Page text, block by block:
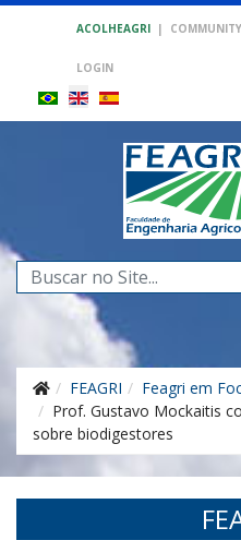
ACOLHEAGRI |
LOGIN
Search
...
FEAGRI Feagri em
Prof. Gustavo Mockaitis
sobre biodigestores